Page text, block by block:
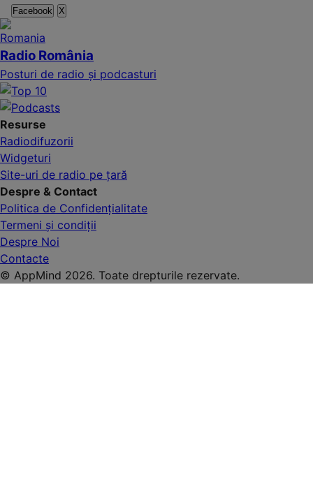
Facebook X
Radio România
Posturi de radio și podcasturi
Resurse
Radiodifuzorii
Widgeturi
Site-uri de radio pe țară
Despre & Contact
Politica de Confidențialitate
Termeni și condiții
Despre Noi
Contacte
© AppMind 2026. Toate drepturile rezervate.